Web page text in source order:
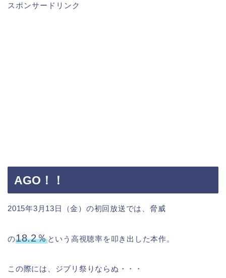
スポンサードリンク
AGO！！
2015年3月13日（金）の初回放送では、脅威
の18.2％という高視聴率を叩き出した本作。
この際には、ジブリ祭りならぬ・・・